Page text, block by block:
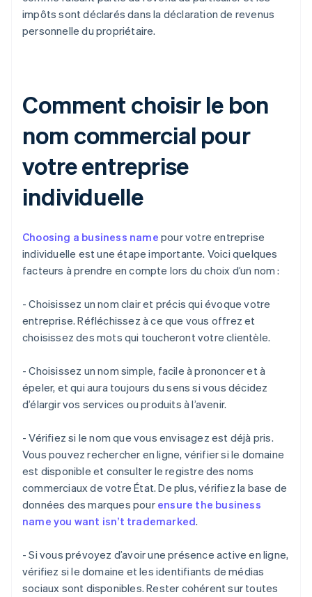
impôts sont déclarés dans la déclaration de revenus
personnelle du propriétaire.
Comment choisir le bon
nom commercial pour
votre entreprise
individuelle
Choosing a business name pour votre entreprise
individuelle est une étape importante. Voici quelques
facteurs à prendre en compte lors du choix d’un nom :
- Choisissez un nom clair et précis qui évoque votre
entreprise. Réfléchissez à ce que vous offrez et
choisissez des mots qui toucheront votre clientèle.
- Choisissez un nom simple, facile à prononcer et à
épeler, et qui aura toujours du sens si vous décidez
d’élargir vos services ou produits à l’avenir.
- Vérifiez si le nom que vous envisagez est déjà pris.
Vous pouvez rechercher en ligne, vérifier si le domaine
est disponible et consulter le registre des noms
commerciaux de votre État. De plus, vérifiez la base de
données des marques pour ensure the business
name you want isn’t trademarked.
- Si vous prévoyez d’avoir une présence active en ligne,
vérifiez si le domaine et les identifiants de médias
sociaux sont disponibles. Rester cohérent sur toutes